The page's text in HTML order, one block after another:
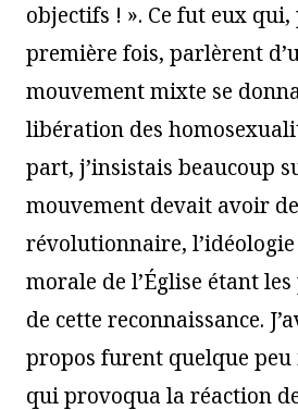
objectifs ! ». Ce fut eux
première fois, parlèrent
mouvement mixte se
libération des
part, j’insistais beaucoup
mouvement devait avoir de
révolutionnaire,
morale de l’Église étant
de cette reconnaissance.
propos furent quelque peu
qui provoqua la réaction